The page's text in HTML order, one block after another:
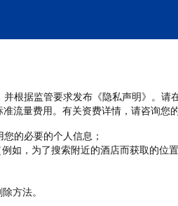
根据监管要求发布《隐私声明》。请
流量费用。有关资费详情，请咨询您
的必要的个人信息；
如，为了搜索附近的酒店而获取的位
方法。